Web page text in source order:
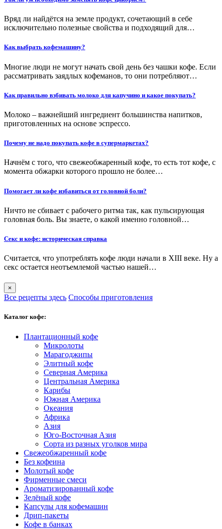
Вряд ли найдётся на земле продукт, сочетающий в себе
исключительно полезные свойства и подходящий для…
Как выбрать кофемашину?
Многие люди не могут начать свой день без чашки кофе. Если
рассматривать заядлых кофеманов, то они потребляют…
Как правильно взбивать молоко для капучино и какое покупать?
Молоко – важнейший ингредиент большинства напитков,
приготовленных на основе эспрессо.
Почему не надо покупать кофе в супермаркетах?
Начнём с того, что свежеобжаренный кофе, то есть тот кофе, с
момента обжарки которого прошло не более…
Помогает ли кофе избавиться от головной боли?
Ничто не сбивает с рабочего ритма так, как пульсирующая
головная боль. Вы знаете, о какой именно головной…
Секс и кофе: историческая справка
Считается, что употреблять кофе люди начали в XIII веке. Ну а
секс остается неотъемлемой частью нашей…
×
Все рецепты здесь Способы приготовления
Каталог кофе:
Плантационный кофе
Микролоты
Марагоджипы
Элитный кофе
Северная Америка
Центральная Америка
Карибы
Южная Америка
Океания
Африка
Азия
Юго-Восточная Азия
Сорта из разных уголков мира
Свежеобжаренный кофе
Без кофеина
Молотый кофе
Фирменные смеси
Ароматизированный кофе
Зелёный кофе
Капсулы для кофемашин
Дрип-пакеты
Кофе в банках